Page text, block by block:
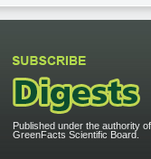
Published under the authority
GreenFacts Scientific Board.